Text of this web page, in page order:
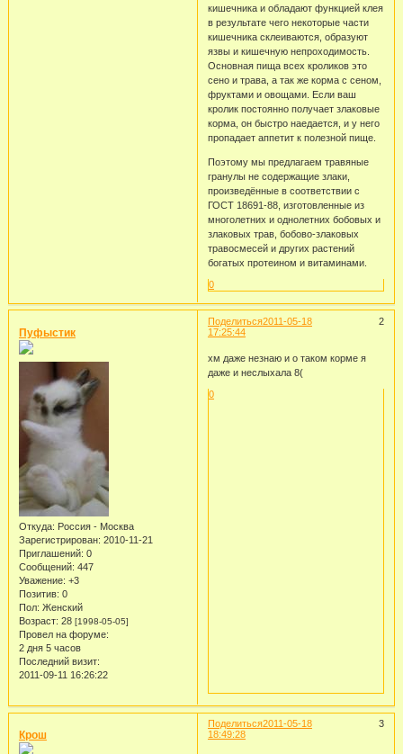
кишечника и обладают функцией клея
в результате чего некоторые части
кишечника склеиваются, образуют
язвы и кишечную непроходимость.
Основная пища всех кроликов это
сено и трава, а так же корма с сеном,
фруктами и овощами. Если ваш
кролик постоянно получает злаковые
корма, он быстро наедается, и у него
пропадает аппетит к полезной пище.
Поэтому мы предлагаем травяные
гранулы не содержащие злаки,
произведённые в соответствии с
ГОСТ 18691-88, изготовленные из
многолетних и однолетних бобовых и
злаковых трав, бобово-злаковых
травосмесей и других растений
богатых протеином и витаминами.
0
Поделиться 2
2011-05-18
17:25:44
Пуфыстик
Откуда: Россия - Москва
Зарегистрирован: 2010-11-21
Приглашений: 0
Сообщений: 447
Уважение: +3
Позитив: 0
Пол: Женский
Возраст: 28 [1998-05-05]
Провел на форуме:
2 дня 5 часов
Последний визит:
2011-09-11 16:26:22
хм даже незнаю и о таком корме я
даже и неслыхала 8(
0
Поделиться 3
2011-05-18
18:49:28
Крош